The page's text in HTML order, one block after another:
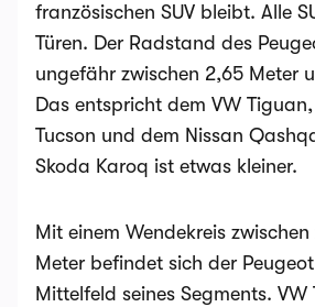
französischen SUV bleibt. Alle
Türen. Der Radstand des
ungefähr zwischen 2,65 Meter
Das entspricht dem VW
Tucson und dem Nissan
Skoda Karoq ist etwas kleiner.
Mit einem Wendekreis
Meter befindet sich der
Mittelfeld seines Segments. VW